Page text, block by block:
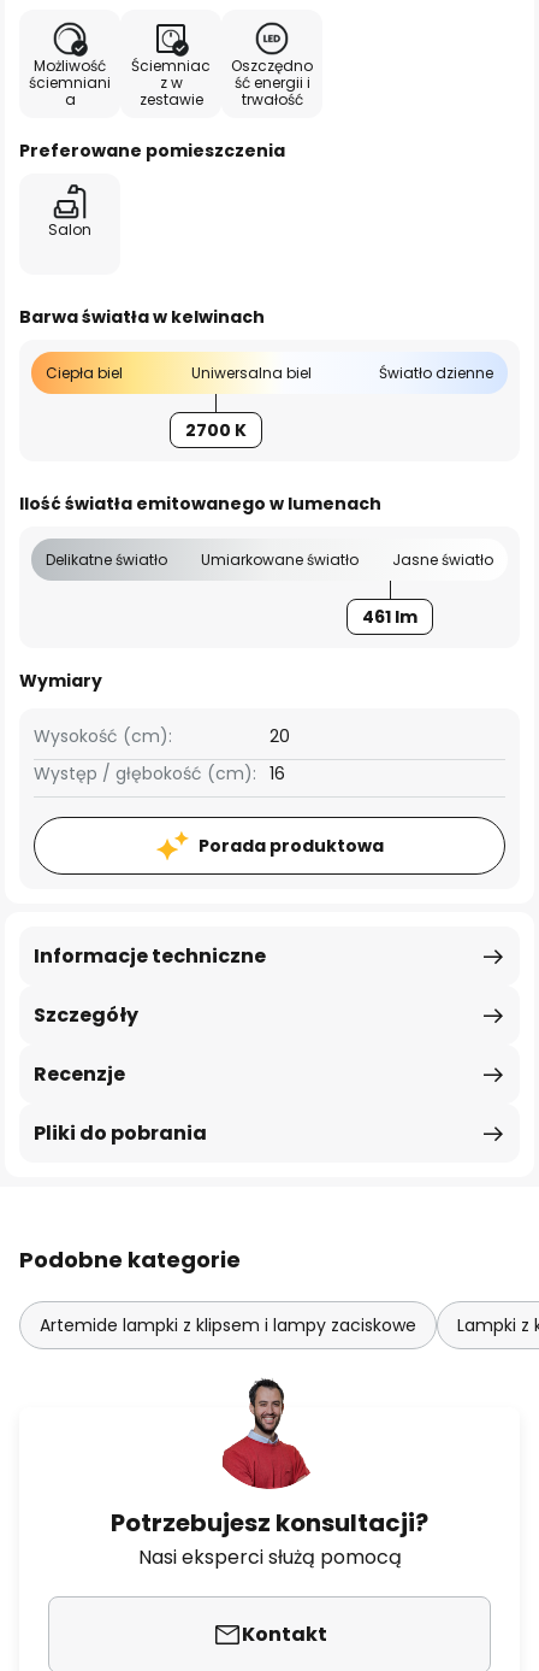
Możliwość
ściemniani
a
Ściemniac
z w
zestawie
Oszczędno
ść energii i
trwałość
Preferowane pomieszczenia
Salon
Barwa światła w kelwinach
Ciepła biel Uniwersalna biel Światło dzienne
2700 K
Ilość światła emitowanego w lumenach
Delikatne światło Umiarkowane światło Jasne światło
461 lm
Wymiary
Wysokość (cm):
20
Występ / głębokość (cm): 16
Porada produktowa
Szczegóły
Informacje techniczne
Recenzje
Pliki do pobrania
Podobne kategorie
Artemide lampki z klipsem i lampy zaciskowe Lampki z
Potrzebujesz konsultacji?
Nasi eksperci służą pomocą
Kontakt